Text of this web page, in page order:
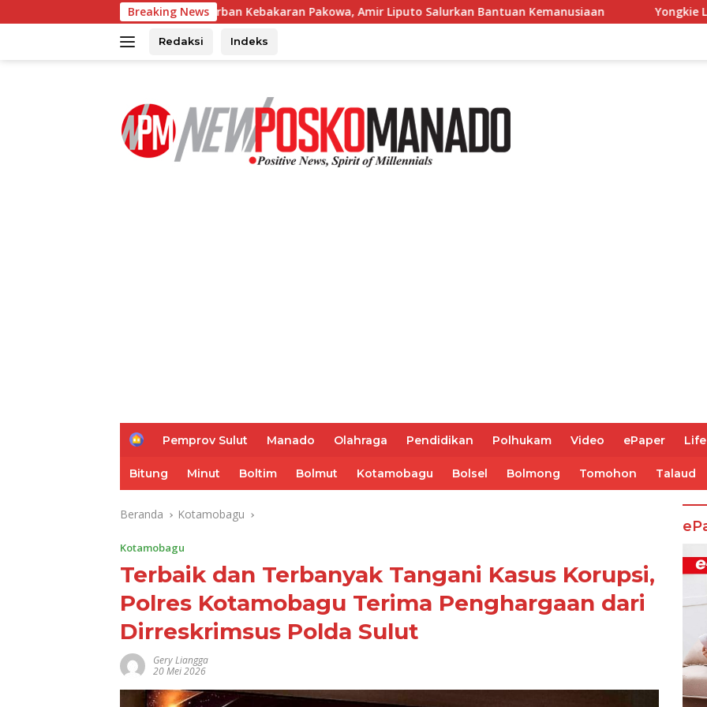
ke
Breaking News
di Lokasi Korban Kebakaran Pakowa, Amir Liputo Salurkan Bantuan Kemanusiaan Yongkie Limen Janji
Redaksi Indeks
H
e
Pemprov Sulut Manado Olahraga Pendidikan Polhukam Video ePaper
Bitung Minut Boltim Bolmut Kotamobagu Bolsel Bolmong Tomohon Talaud
Beranda Kotamobagu
Kotamobagu
Terbaik dan Terbanyak Tangani Kasus Korupsi,
Polres Kotamobagu Terima Penghargaan dari
Dirreskrimsus Polda Sulut
Gery Liangga
20 Mei 2026